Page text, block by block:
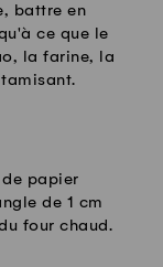
battre en
ce que le
la farine, la
papier
de 1 cm
four chaud.